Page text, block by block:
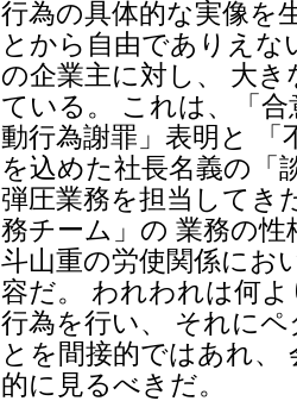
行為の具体的な実像を
とから自由でありえな
の企業主に対し、 大
ている。 これは、「
動行為謝罪」表明と 「
を込めた社長名義の「
弾圧業務を担当してき
務チーム」の 業務の
斗山重の労使関係にお
容だ。 われわれは何
行為を行い、 それに
とを間接的ではあれ、
的に見るべきだ。